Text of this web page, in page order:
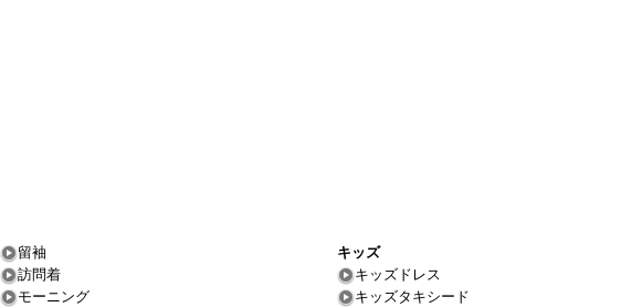
留袖
訪問着
モーニング
キッズ
キッズドレス
キッズタキシード